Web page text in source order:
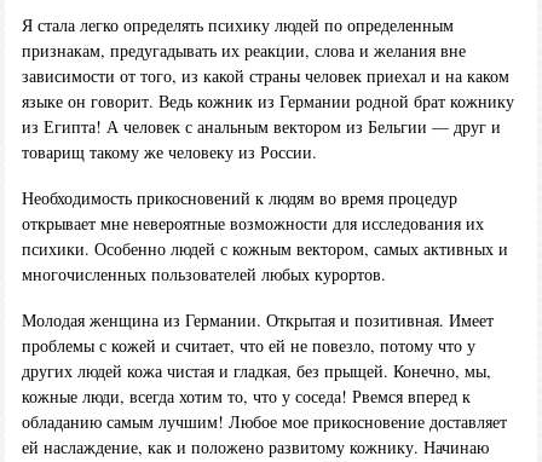
Я стала легко определять психику людей по определенным
признакам, предугадывать их реакции, слова и желания вне
зависимости от того, из какой страны человек приехал и на каком
языке он говорит. Ведь кожник из Германии родной брат кожнику
из Египта! А человек с анальным вектором из Бельгии — друг и
товарищ такому же человеку из России.
Необходимость прикосновений к людям во время процедур
открывает мне невероятные возможности для исследования их
психики. Особенно людей с кожным вектором, самых активных и
многочисленных пользователей любых курортов.
Молодая женщина из Германии. Открытая и позитивная. Имеет
проблемы с кожей и считает, что ей не повезло, потому что у
других людей кожа чистая и гладкая, без прыщей. Конечно, мы,
кожные люди, всегда хотим то, что у соседа! Рвемся вперед к
обладанию самым лучшим! Любое мое прикосновение доставляет
ей наслаждение, как и положено развитому кожнику. Начинаю